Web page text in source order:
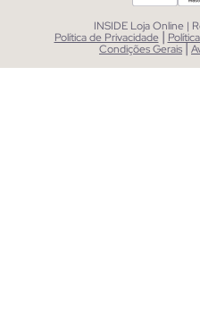
INSIDE Loja Online |
Política de Privacidade |
Condições Gerais|